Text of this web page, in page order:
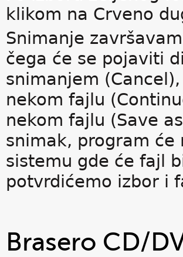
klikom na Crveno
Snimanje
čega će se pojaviti
snimanjem
nekom fajlu
nekom fajlu (Save
snimak, program
sistemu gde će fajl
potvrdićemo izbor i
Brasero CD/